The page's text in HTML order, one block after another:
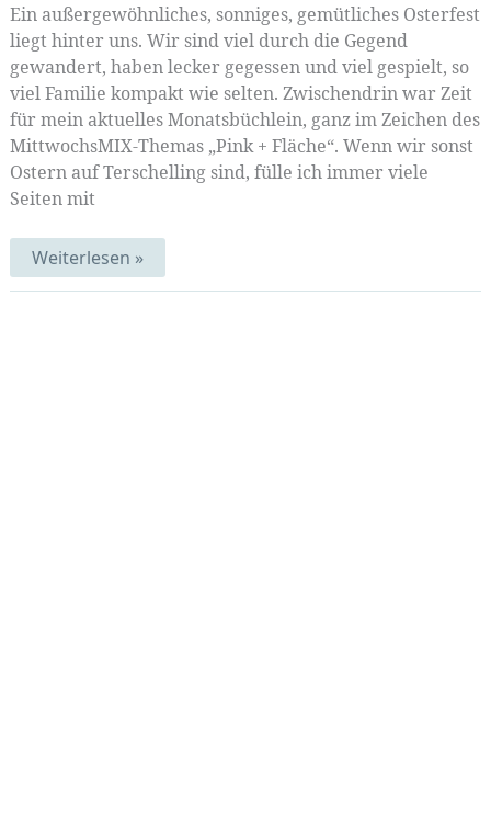
Ein außergewöhnliches, sonniges, gemütliches Osterfest
liegt hinter uns. Wir sind viel durch die Gegend
gewandert, haben lecker gegessen und viel gespielt, so
viel Familie kompakt wie selten. Zwischendrin war Zeit
für mein aktuelles Monatsbüchlein, ganz im Zeichen des
MittwochsMIX-Themas „Pink + Fläche“. Wenn wir sonst
Ostern auf Terschelling sind, fülle ich immer viele
Seiten mit
Osterseiten
|
MittwochsMix
Weiterlesen »